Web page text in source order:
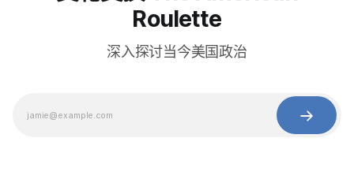
Roulette
深入探讨当今美国政治